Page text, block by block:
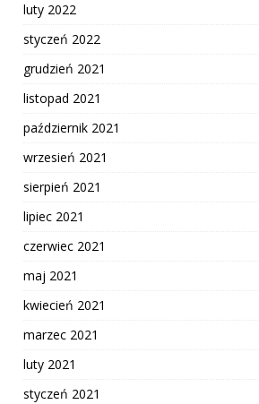
luty 2022
styczeń 2022
grudzień 2021
listopad 2021
październik 2021
wrzesień 2021
sierpień 2021
lipiec 2021
czerwiec 2021
maj 2021
kwiecień 2021
marzec 2021
luty 2021
styczeń 2021